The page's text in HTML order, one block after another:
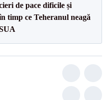
de pace dificile și
timp ce Teheranul neagă